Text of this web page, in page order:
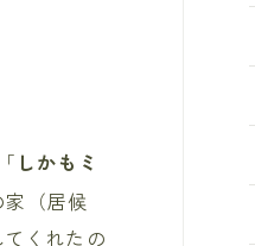
しかもミ
（居候
くれたの